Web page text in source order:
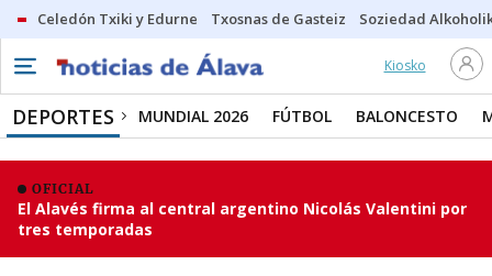
Celedón Txiki y Edurne Txosnas de Gasteiz Soziedad
Kiosko
DEPORTES MUNDIAL 2026 FÚTBOL BALONCESTO
OFICIAL
El Alavés firma al central argentino Nicolás Valentini por
tres temporadas